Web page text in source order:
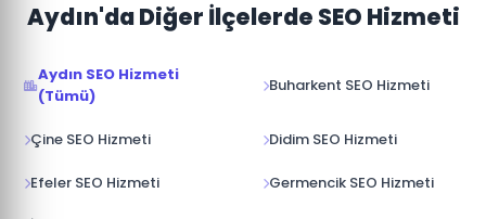
Aydın'da Diğer İlçelerde SEO Hizmeti
Aydın SEO Hizmeti
(Tümü)
Buharkent SEO Hizmeti
Çine SEO Hizmeti Didim SEO Hizmeti
Efeler SEO Hizmeti Germencik SEO Hizmeti